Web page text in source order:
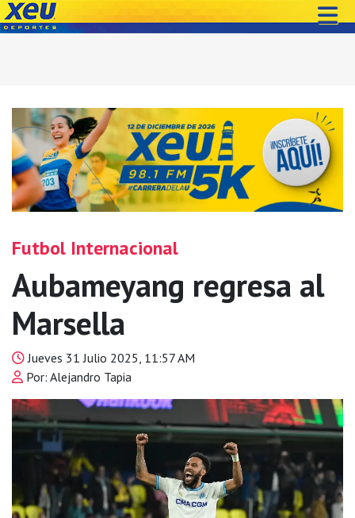
Futbol Internacional
Aubameyang regresa al
Marsella
Jueves 31 Julio 2025, 11:57 AM
Por: Alejandro Tapia